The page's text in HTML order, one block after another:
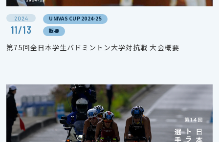
2024
11/13
UNIVAS CUP 2024-25
概要
第75回全日本学生バドミントン大学対抗戦 大会概要